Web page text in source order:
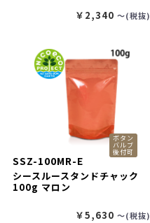
￥2,340 〜(税抜)
ボタン
バルブ
後付可
SSZ-100MR-E
シースルースタンドチャック
100g マロン
￥5,630 〜(税抜)